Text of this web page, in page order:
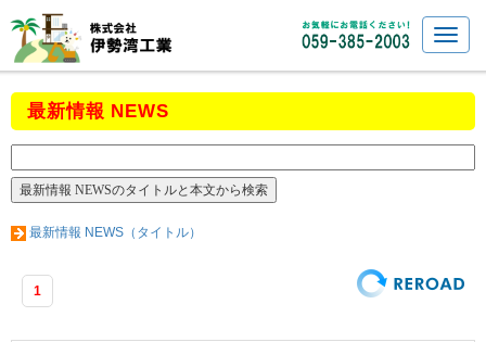
最新情報 NEWS
最新情報 NEWS（タイトル）
1